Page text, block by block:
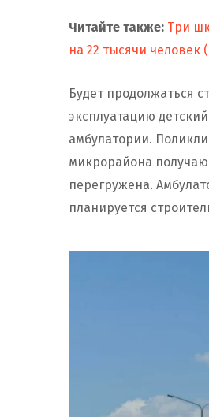
Читайте также: Три
на 22 тысячи человек
Будет продолжаться
эксплуатацию
амбулатории.
микрорайона
перегружена.
планируется